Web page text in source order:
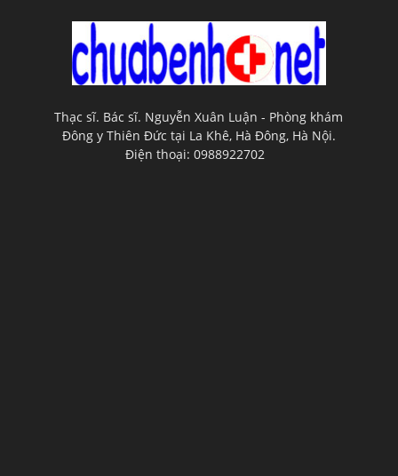
Thạc sĩ. Bác sĩ. Nguyễn Xuân Luận - Phòng khám
Đông y Thiên Đức tại La Khê, Hà Đông, Hà Nội.
Điện thoại: 0988922702